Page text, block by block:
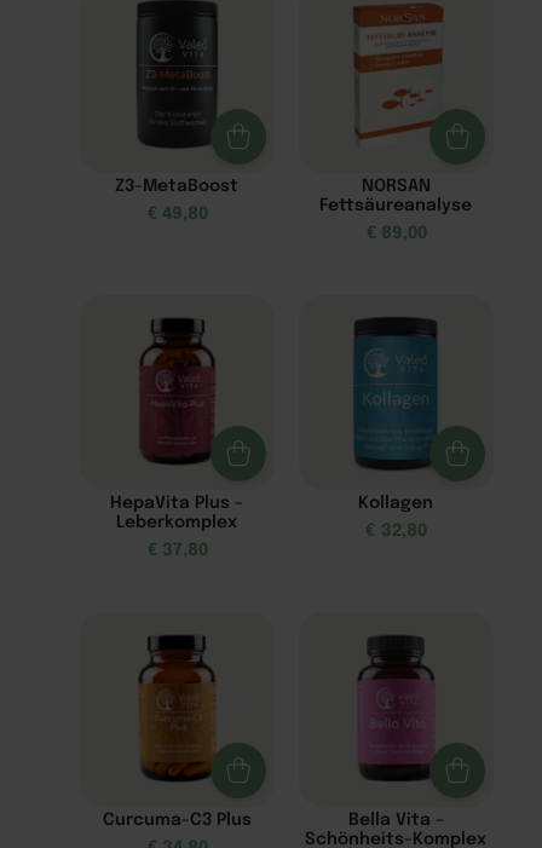
Z3-MetaBoost
€ 49,80
NORSAN
Fettsäureanalyse
€ 89,00
HepaVita Plus –
Leberkomplex
€ 37,80
Kollagen
€ 32,80
Curcuma-C3 Plus
Bella Vita –
Schönheits-Komplex